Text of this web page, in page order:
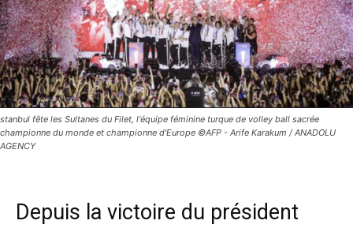
stanbul fête les Sultanes du Filet, l'équipe féminine turque de volley ball sacrée
championne du monde et championne d'Europe ©AFP - Arife Karakum / ANADOLU
AGENCY
Depuis la victoire du président